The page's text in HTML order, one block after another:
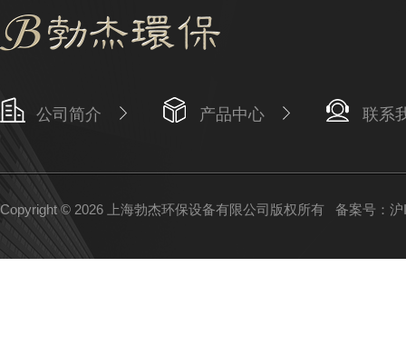
公司简介 产品中心 联系
Copyright © 2026 上海勃杰环保设备有限公司版权所有 备案号：